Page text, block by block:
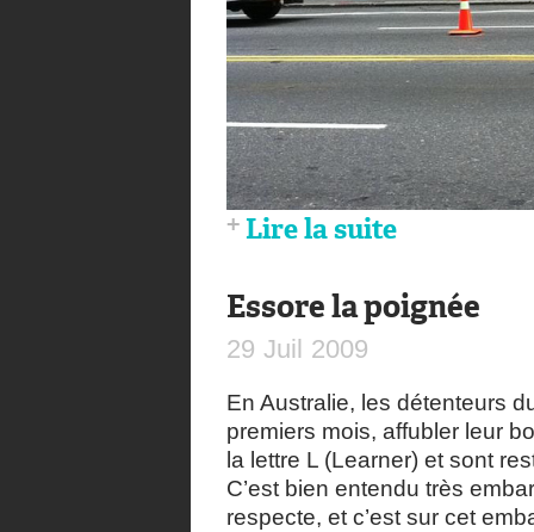
Lire la suite
Essore la poignée
29 Juil 2009
En Australie, les détenteurs
premiers mois, affubler leur
la lettre L (Learner) et sont
C’est bien entendu très
respecte, et c’est sur cet